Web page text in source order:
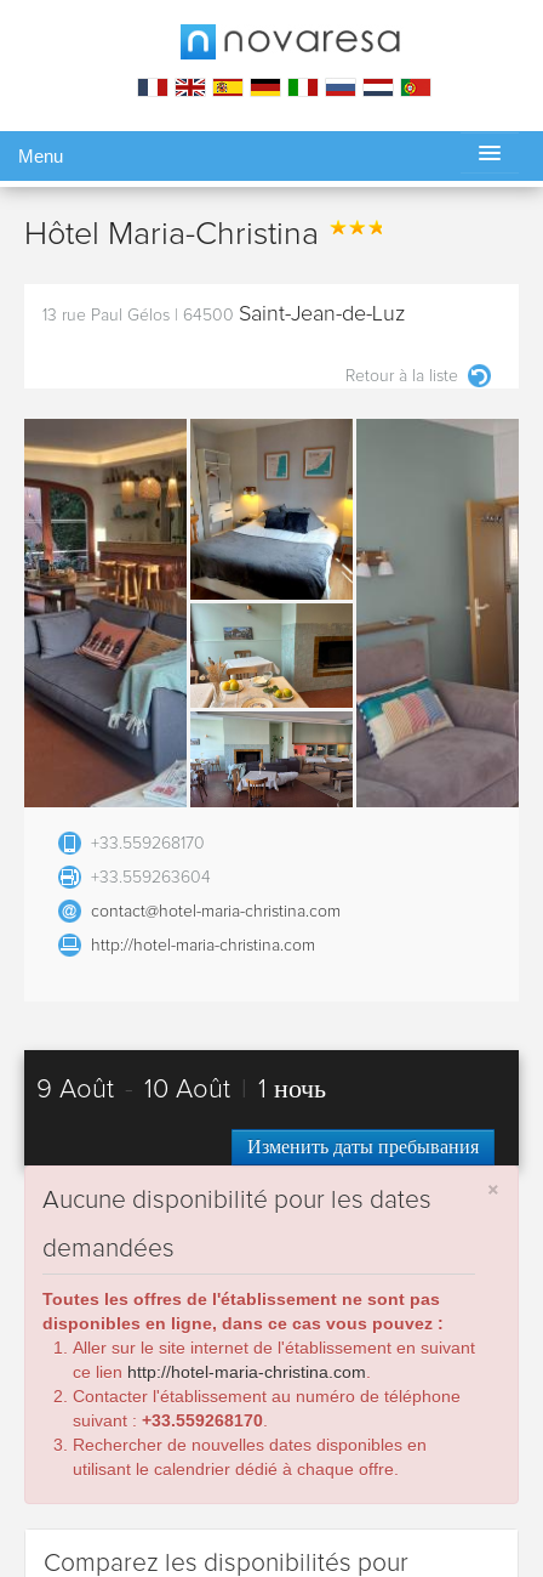
Menu
Hôtel Maria-Christina
13 rue Paul Gélos 64500 Saint-Jean-de-Luz
Retour à la liste
+33.559268170
+33.559263604
contact@hotel-maria-christina.com
http://hotel-maria-christina.com
9 Août - 10 Août 1 ночь
Изменить даты пребывания
×
Aucune disponibilité pour les dates
demandées
Toutes les offres de l'établissement ne sont pas
disponibles en ligne, dans ce cas vous pouvez :
Aller sur le site internet de l'établissement en suivant
ce lien http://hotel-maria-christina.com
Contacter l'établissement au numéro de téléphone
suivant : +33.559268170
Rechercher de nouvelles dates disponibles en
utilisant le calendrier dédié à chaque offre.
Comparez les disponibilités pour